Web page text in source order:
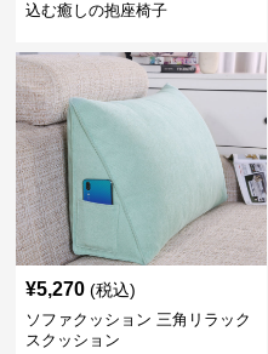
込む癒しの抱座椅子
¥5,270 (税込)
ソファクッション 三角リラック
スクッション